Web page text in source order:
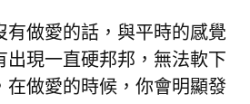
有做愛的話，與平時的感覺
出現一直硬邦邦，無法軟下
在做愛的時候，你會明顯發